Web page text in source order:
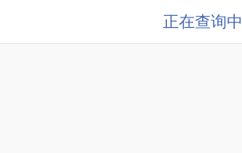
正在查询中